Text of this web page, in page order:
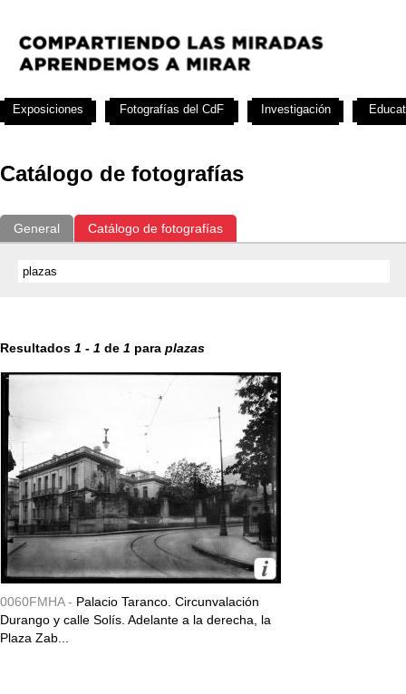
Catálogo de fotografías
General Catálogo de fotografías
Resultados 1 - 1 de 1 para plazas
0060FMHA - Palacio Taranco. Circunvalación
Durango y calle Solís. Adelante a la derecha, la
Plaza Zab...
Exposiciones Fotografías del CdF Investigación